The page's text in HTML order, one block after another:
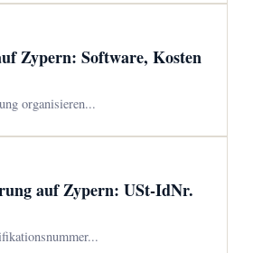
Zypern: Software, Kosten
organisieren...
auf Zypern: USt-IdNr.